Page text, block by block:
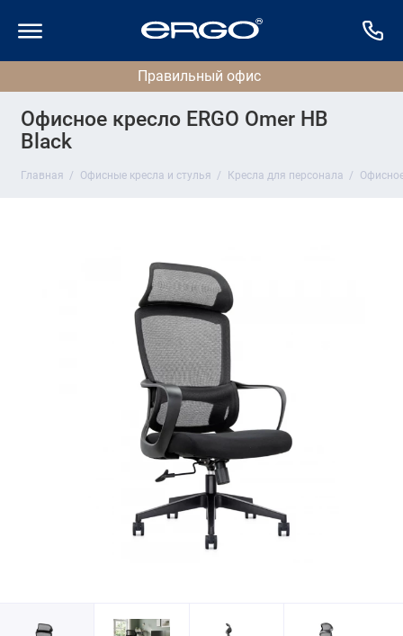
Офисное кресло ERGO Omer HB
Black
Главная Офисные кресла и стулья Кресла для персонала